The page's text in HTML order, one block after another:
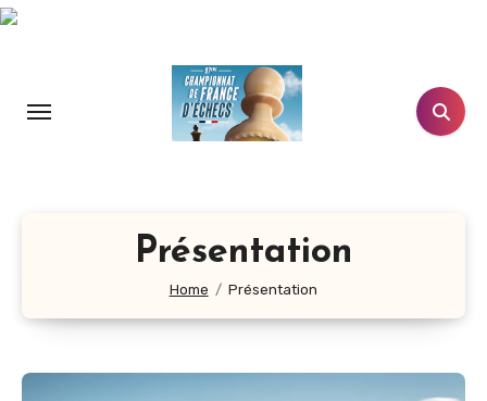
Aller
principal
Présentation
Home Présentation